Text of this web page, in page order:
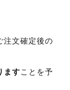
注文確定後の
ますことを予